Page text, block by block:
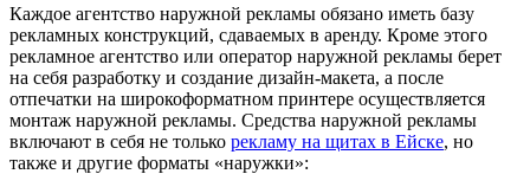
Каждое агентство наружной рекламы обязано иметь базу
рекламных конструкций, сдаваемых в аренду. Кроме этого
рекламное агентство или оператор наружной рекламы берет
на себя разработку и создание дизайн-макета, а после
отпечатки на широкоформатном принтере осуществляется
монтаж наружной рекламы. Средства наружной рекламы
включают в себя не только рекламу на щитах в Ейске, но
также и другие форматы «наружки»: